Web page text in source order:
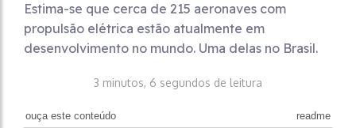
Estima-se que cerca de 215 aeronaves com
propulsão elétrica estão atualmente em
desenvolvimento no mundo. Uma delas no Brasil.
3 minutos, 6 segundos de leitura
ouça este conteúdo readme